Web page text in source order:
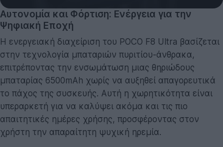
Αυτονομία και Φόρτιση: Ενέργεια για την
Ψηφιακή Εποχή
Η ενεργειακή διαχείριση του POCO F8 Ultra βασίζεται
στην τεχνολογία μπαταριών πυριτίου-άνθρακα,
επιτρέποντας την ενσωμάτωση μιας θηριώδους
μπαταρίας 6500mAh χωρίς να αυξηθεί απαγορευτικά
το πάχος της συσκευής. Αυτή η χωρητικότητα είναι
υπεραρκετή για να καλύψει ακόμα και τις πιο
απαιτητικές ημέρες χρήσης, προσφέροντας στον
χρήστη την απαραίτητη ψυχική ηρεμία.